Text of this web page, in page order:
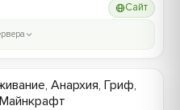
Сайт
Анархия, Гриф,